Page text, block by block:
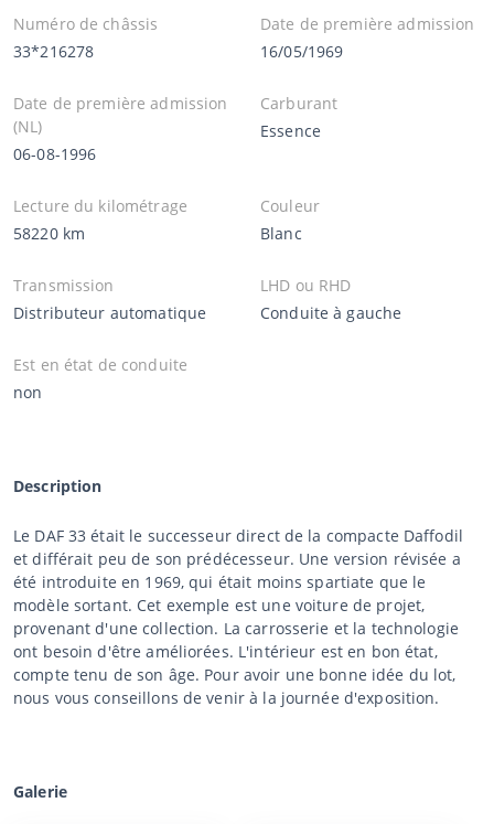
Numéro de châssis
33*216278
Date de première admission
16/05/1969
Date de première admission
(NL)
06-08-1996
Carburant
Essence
Lecture du kilométrage
58220 km
Couleur
Blanc
Transmission
Distributeur automatique
LHD ou RHD
Conduite à gauche
Est en état de conduite
non
Description
Le DAF 33 était le successeur direct de la compacte Daffodil
et différait peu de son prédécesseur. Une version révisée a
été introduite en 1969, qui était moins spartiate que le
modèle sortant. Cet exemple est une voiture de projet,
provenant d'une collection. La carrosserie et la technologie
ont besoin d'être améliorées. L'intérieur est en bon état,
compte tenu de son âge. Pour avoir une bonne idée du lot,
nous vous conseillons de venir à la journée d'exposition.
Galerie